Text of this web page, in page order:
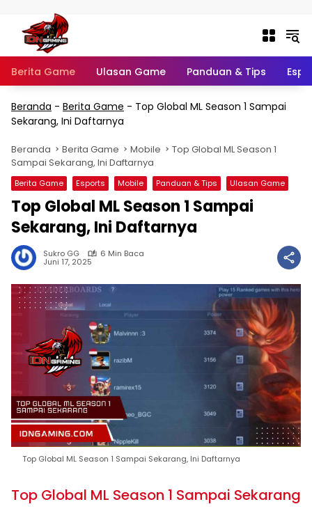
Berita Game Ulasan Game Panduan & Tips
Beranda - Berita Game - Top Global ML Season 1 Sampai
Sekarang, Ini Daftarnya
Beranda Berita Game Mobile
Top Global ML Season 1
Sampai Sekarang, Ini Daftarnya
Berita Game Esports Mobile Panduan & Tips Ulasan Game
Top Global ML Season 1 Sampai
Sekarang, Ini Daftarnya
Sukro GG 6 Min Baca
Juni 17, 2025
Top Global ML Season 1 Sampai Sekarang, Ini Daftarnya
Top Global ML Season 1 Sampai Sekarang